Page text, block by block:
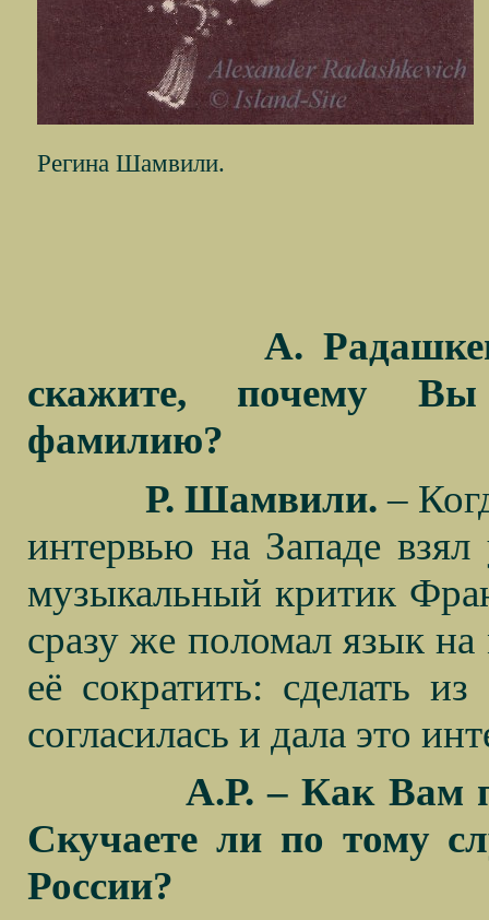
Регина Шамвили.
А.
скажите, почему
фамилию?
Р. Шамвили. –
интервью на Западе
музыкальный критик
сразу же поломал язык
её сократить: сделать
согласилась и дала это
А.Р. – Как Вам
Скучаете ли по тому
России?